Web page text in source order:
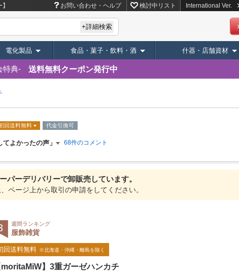
お問い合わせ・ヘルプ 検討中リスト International Ver.
+詳細検索
電化製品 食品・菓子・飲料・酒 什器・店舗資材
特典 送料無料クーポン発行中
回送料無料 代金引換可
よかったの声」 68件のコメント
パーデリバリーで卸販売しています。
ページ上から取引の申請をしてください。
週間ランキング
服飾雑貨
回送料無料 ※北海道・沖縄・離島を除く
moritaMiW】3重ガーゼハンカチ